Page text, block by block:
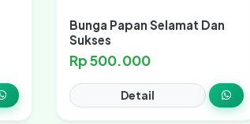
Bunga Papan Selamat Dan
Sukses
Rp 500.000
Detail